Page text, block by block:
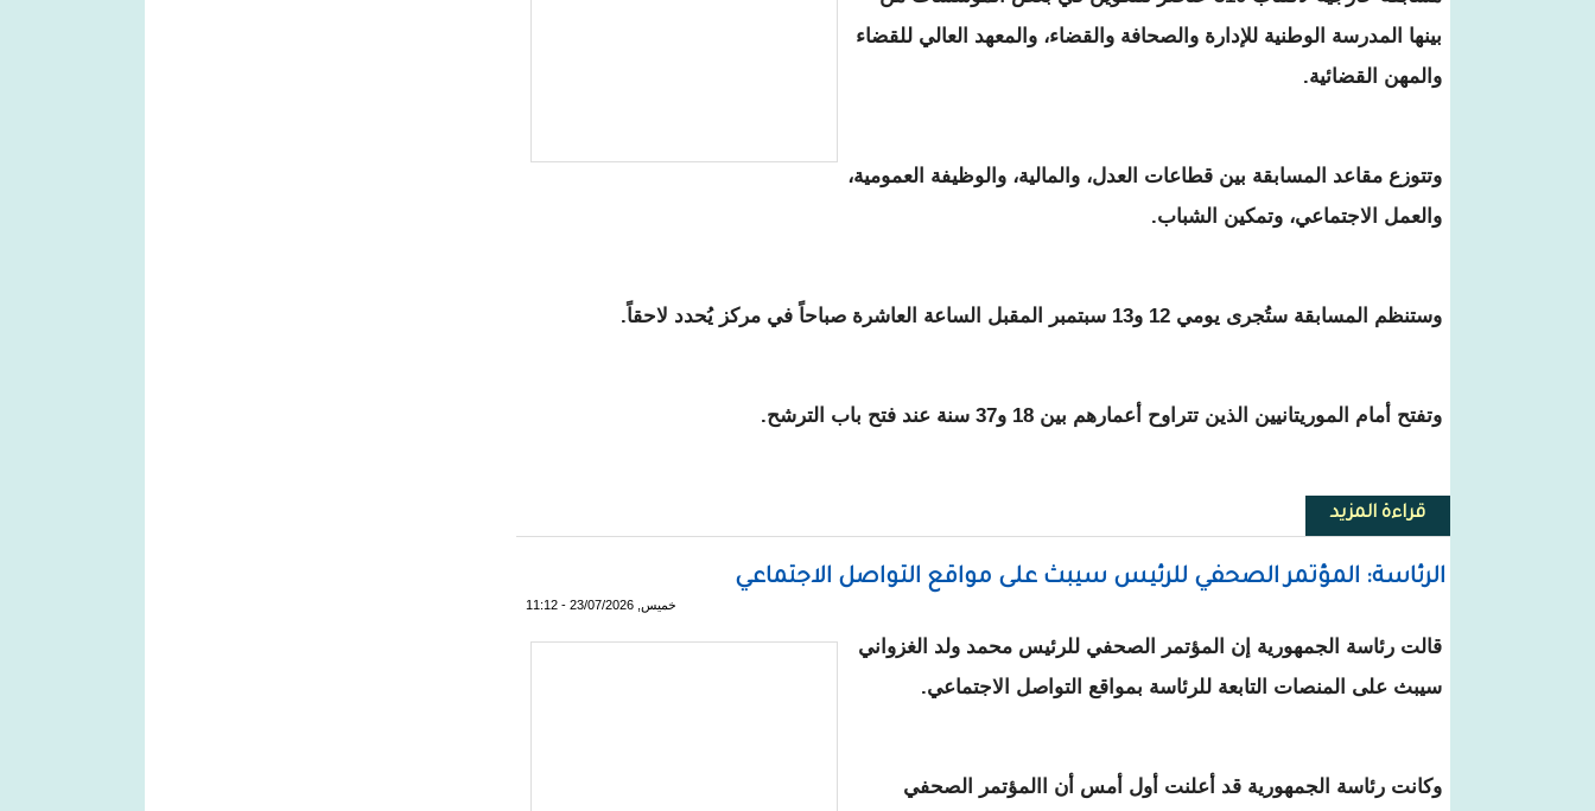
بينها المدرسة الوطنية للإدارة والصحافة والقضاء، والمعهد العالي للقضاء
والمهن القضائية.
وتتوزع مقاعد المسابقة بين قطاعات العدل، والمالية، والوظيفة العمومية،
والعمل الاجتماعي، وتمكين الشباب.
وستنظم المسابقة ستُجرى يومي 12 و13 سبتمبر المقبل الساعة العاشرة صباحاً في مركز يُحدد لاحقاً.
وتفتح أمام الموريتانيين الذين تتراوح أعمارهم بين 18 و37 سنة عند فتح باب الترشح.
قراءة المزيدحول مسابقة لاكتتاب 310 عنصرا للتكوين في المدرسة الوطنية للإدارة والمعهد العالي للقضاء
الرئاسة: المؤتمر الصحفي للرئيس سيبث على مواقع التواصل الاجتماعي
خميس, 23/07/2026 - 11:12
قالت رئاسة الجمهورية إن المؤتمر الصحفي للرئيس محمد ولد الغزواني
سيبث على المنصات التابعة للرئاسة بمواقع التواصل الاجتماعي.
وكانت رئاسة الجمهورية قد أعلنت أول أمس أن االمؤتمر الصحفي